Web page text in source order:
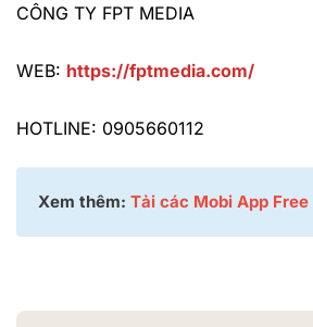
CÔNG TY FPT MEDIA
WEB: https://fptmedia.com/
HOTLINE: 0905660112
Xem thêm: Tải các Mobi App